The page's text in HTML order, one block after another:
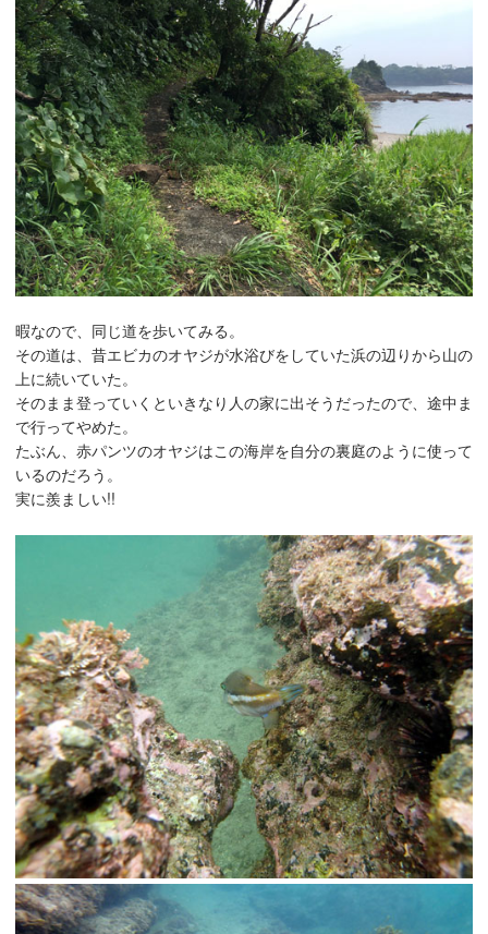
暇なので、同じ道を歩いてみる。
その道は、昔エビカのオヤジが水浴びをしていた浜の辺りから山の
上に続いていた。
そのまま登っていくといきなり人の家に出そうだったので、途中ま
で行ってやめた。
たぶん、赤パンツのオヤジはこの海岸を自分の裏庭のように使って
いるのだろう。
実に羨ましい!!